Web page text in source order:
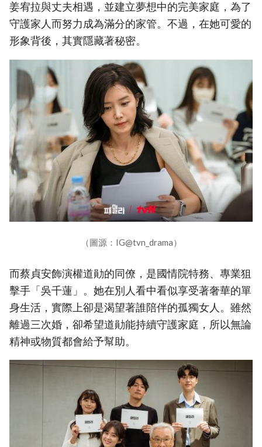
姜宥拉與丈夫相遇，並建立夢想中的完美家庭，為了
守護家人而努力成為滿分的家管。不過，在她可愛的
形象背後，其實隱藏著秘密。
（圖源：IG@tvn_drama）
而蔡貞安飾演權道勛的同僚，是國情院特務、專業狙
擊手「吳千蓮」。她在別人看中看似享受著奢華的單
身生活，實際上卻是渴望著誰陪伴的孤獨女人。雖然
離過三次婚，卻希望道勛能持續守護家庭，所以無論
精神或物質都會給予幫助。